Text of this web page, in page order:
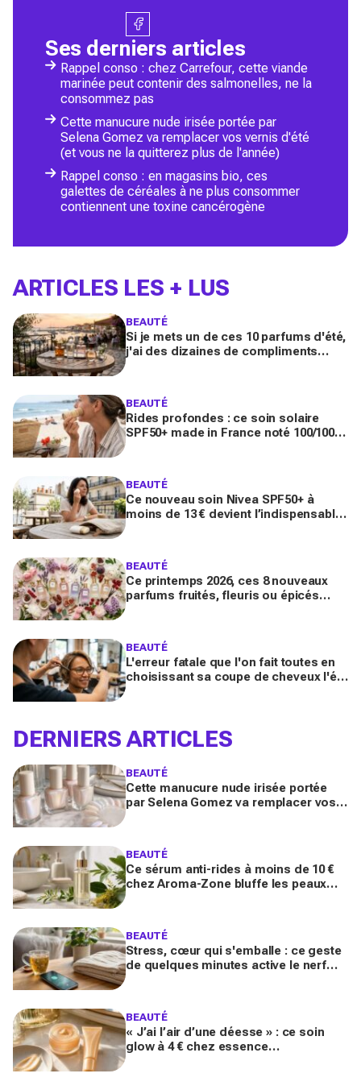
Ses derniers articles
Rappel conso : chez Carrefour, cette viande
marinée peut contenir des salmonelles, ne la
consommez pas
Cette manucure nude irisée portée par
Selena Gomez va remplacer vos vernis d'été
(et vous ne la quitterez plus de l'année)
Rappel conso : en magasins bio, ces
galettes de céréales à ne plus consommer
contiennent une toxine cancérogène
ARTICLES LES + LUS
BEAUTÉ
Si je mets un de ces 10 parfums d'été,
j'ai des dizaines de compliments
BEAUTÉ
Rides profondes : ce soin solaire
SPF50+ made in France noté 100/100
BEAUTÉ
Ce nouveau soin Nivea SPF50+ à
moins de 13 € devient l’indispensable
BEAUTÉ
Ce printemps 2026, ces 8 nouveaux
parfums fruités, fleuris ou épicés
BEAUTÉ
L'erreur fatale que l'on fait toutes en
choisissant sa coupe de cheveux l'été
DERNIERS ARTICLES
BEAUTÉ
Cette manucure nude irisée portée
par Selena Gomez va remplacer vos
BEAUTÉ
Ce sérum anti-rides à moins de 10 €
chez Aroma-Zone bluffe les peaux
BEAUTÉ
Stress, cœur qui s'emballe : ce geste
de quelques minutes active le nerf
BEAUTÉ
« J’ai l’air d’une déesse » : ce soin
glow à 4 € chez essence